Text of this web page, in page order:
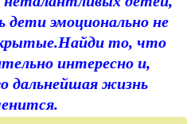
дети эмоционально не
то, что
интересно и,
дальнейшая жизнь